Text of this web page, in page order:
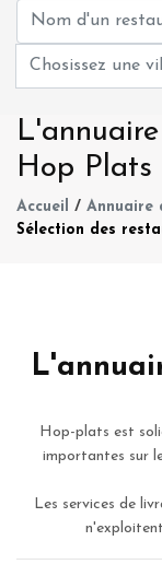
Hop Plats
Accueil / Annuaire
Sélection des
Hop-plats est
importantes sur
Les services de